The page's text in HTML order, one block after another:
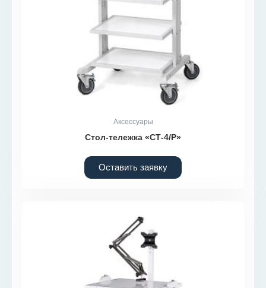
Аксессуары
Стол-тележка «СТ-4/Р»
Оставить заявку